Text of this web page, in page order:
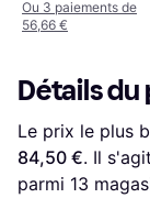
Ou 3 paiements de
56,66 €
Détails
Le prix le plus
84,50 €. Il
parmi 13